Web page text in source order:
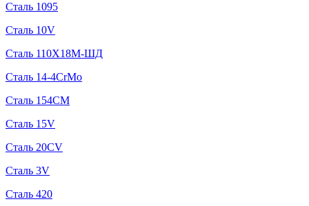
Сталь 1095
Сталь 10V
Сталь 110Х18М-ШД
Сталь 14-4CrMo
Сталь 154CM
Сталь 15V
Сталь 20CV
Сталь 3V
Сталь 420